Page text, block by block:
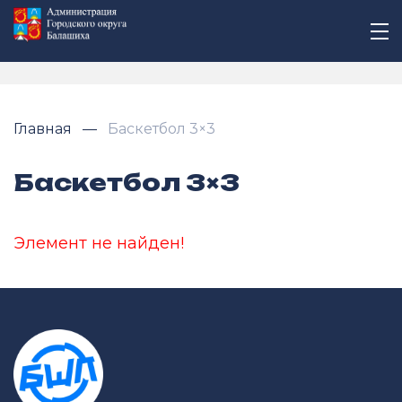
Главная Баскетбол 3×3
Баскетбол 3×3
Элемент не найден!